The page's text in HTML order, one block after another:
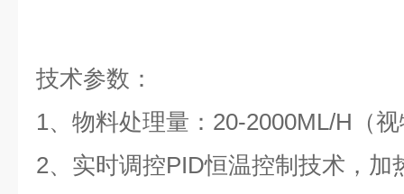
技术参数：
1、物料处理量：20-2000ML/H（
2、实时调控PID恒温控制技术，